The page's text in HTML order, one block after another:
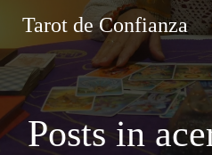
al
Tarot de Confianza
Posts in